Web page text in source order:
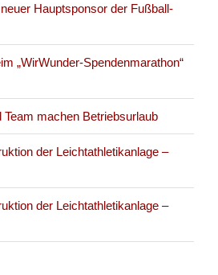
Hauptsponsor der Fußball-
„WirWunder-Spendenmarathon“
machen Betriebsurlaub
der Leichtathletikanlage –
der Leichtathletikanlage –